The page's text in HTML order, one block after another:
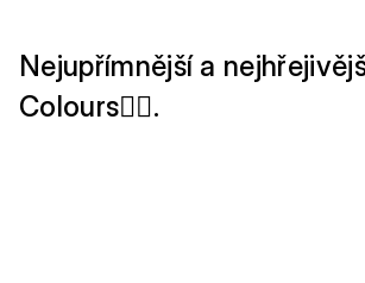
Nejupřímnější a
Colours🏳️‍🌈.